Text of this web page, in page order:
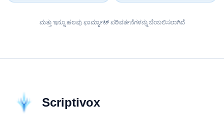
ಮತ್ತು ಇನ್ನೂ ಹಲವು ಫಾರ್ಮ್ಯಾಟ್ ಪರಿವರ್ತನೆಗಳನ್ನು ಬೆಂಬಲಿಸಲಾಗಿದೆ
Scriptivox